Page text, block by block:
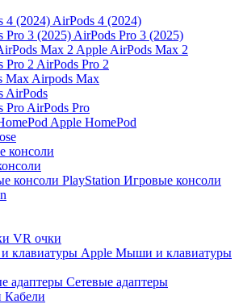
AirPods 4 (2024)
AirPods Pro 3 (2025)
Apple AirPods Max 2
AirPods Pro 2
Airpods Max
AirPods
AirPods Pro
Apple HomePod
Игровые консоли
VR очки
Мыши и клавиатуры
Сетевые адаптеры
Кабели